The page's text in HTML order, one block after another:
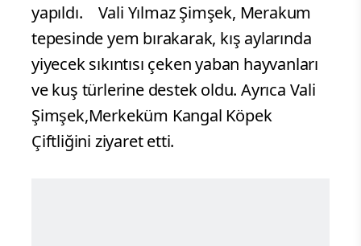
yapıldı.
Vali Yılmaz Şimşek, Merakum
tepesinde yem bırakarak, kış aylarında
yiyecek sıkıntısı çeken yaban hayvanları
ve kuş türlerine destek oldu. Ayrıca Vali
Şimşek,Merkeküm Kangal Köpek
Çiftliğini ziyaret etti.